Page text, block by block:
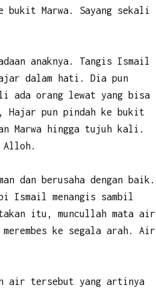
Marwa. Sayang sekali
anaknya. Tangis Ismail
dalam hati. Dia pun
ada orang lewat yang bisa
Hajar pun pindah ke bukit
Marwa hingga tujuh kali.
Alloh.
dan berusaha dengan baik.
Ismail menangis sambil
itu, muncullah mata air
ke segala arah. Air
air tersebut yang artinya